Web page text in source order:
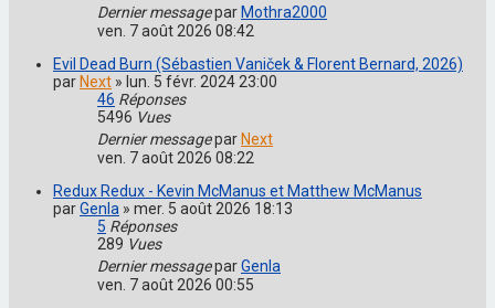
Dernier messageparMothra2000
ven. 7 août 2026 08:42
Evil Dead Burn (Sébastien Vaniček & Florent Bernard, 2026)
parNext » lun. 5 févr. 2024 23:00
46 Réponses
5496 Vues
Dernier messageparNext
ven. 7 août 2026 08:22
Redux Redux - Kevin McManus et Matthew McManus
parGenla » mer. 5 août 2026 18:13
5 Réponses
289 Vues
Dernier messageparGenla
ven. 7 août 2026 00:55